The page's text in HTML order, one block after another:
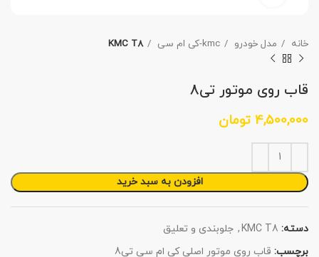
خانه مدل خودرو kmc-کی ام سی KMC T8
قاب روی موتور تی8
4,500,000 تومان
افزودن به سبد خرید
دسته: KMC T8
, جلوبندی و تعلیق
برچسب: قاب روی موتور اصلی کی ام سی تی8